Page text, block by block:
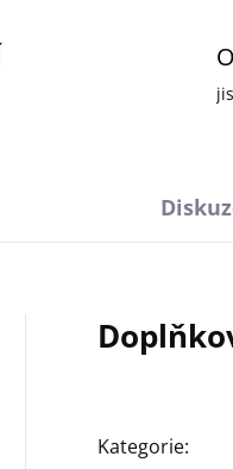
Kategorie: